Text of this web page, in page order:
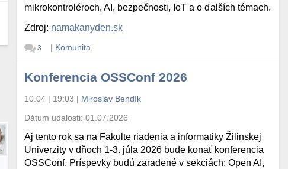
mikrokontroléroch, AI, bezpečnosti, IoT a o ďalších témach.
Zdroj: namakanyden.sk
3 | Komunita
Konferencia OSSConf 2026
10.04 | 19:03 | Miroslav Bendík
Dátum udalosti:01.07.2026
Aj tento rok sa na Fakulte riadenia a informatiky Žilinskej
Univerzity v dňoch 1-3. júla 2026 bude konať konferencia
OSSConf. Príspevky budú zaradené v sekciách: Open AI,